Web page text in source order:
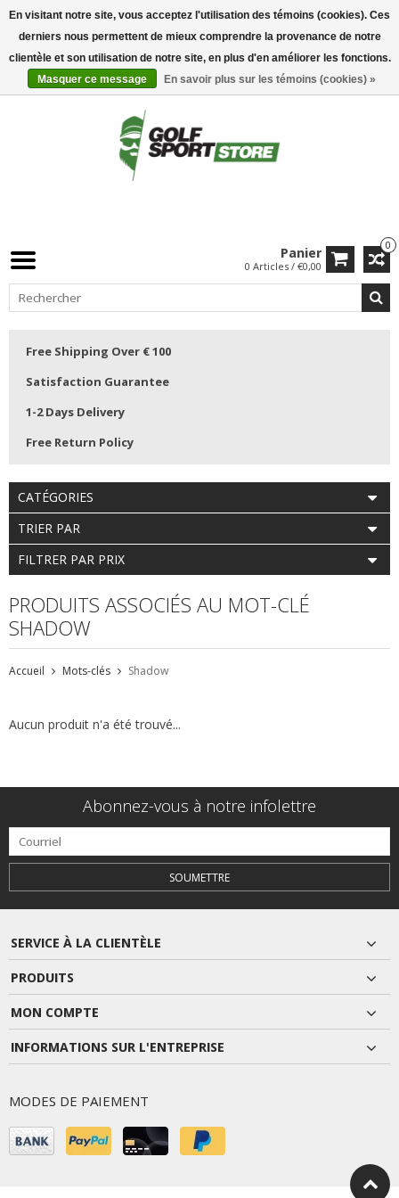
0
Panier
0 Articles / €0,00
Free Shipping Over € 100
Satisfaction Guarantee
1-2 Days Delivery
Free Return Policy
CATÉGORIES
TRIER PAR
FILTRER PAR PRIX
PRODUITS ASSOCIÉS AU MOT-CLÉ
SHADOW
Accueil Mots-clés Shadow
Aucun produit n'a été trouvé...
Abonnez-vous à notre infolettre
SOUMETTRE
SERVICE À LA CLIENTÈLE
PRODUITS
MON COMPTE
INFORMATIONS SUR L'ENTREPRISE
MODES DE PAIEMENT
En visitant notre site, vous acceptez l'utilisation des témoins (cookies). Ces
derniers nous permettent de mieux comprendre la provenance de notre
clientèle et son utilisation de notre site, en plus d'en améliorer les fonctions.
Masquer ce message
En savoir plus sur les témoins (cookies) »